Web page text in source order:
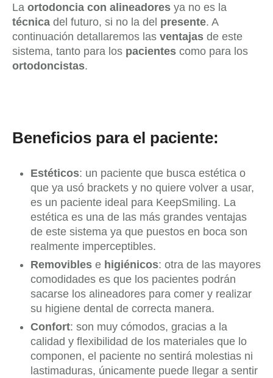
La ortodoncia con alineadores ya no es la
técnica del futuro, si no la del presente. A
continuación detallaremos las ventajas de este
sistema, tanto para los pacientes como para los
ortodoncistas.
Beneficios para el paciente:
Estéticos: un paciente que busca estética o
que ya usó brackets y no quiere volver a usar,
es un paciente ideal para KeepSmiling. La
estética es una de las más grandes ventajas
de este sistema ya que puestos en boca son
realmente imperceptibles.
Removibles e higiénicos: otra de las mayores
comodidades es que los pacientes podrán
sacarse los alineadores para comer y realizar
su higiene dental de correcta manera.
Confort: son muy cómodos, gracias a la
calidad y flexibilidad de los materiales que lo
componen, el paciente no sentirá molestias ni
lastimaduras, únicamente puede llegar a sentir